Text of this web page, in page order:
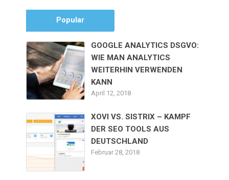
Popular
GOOGLE ANALYTICS DSGVO:
WIE MAN ANALYTICS
WEITERHIN VERWENDEN
KANN
April 12, 2018
XOVI VS. SISTRIX – KAMPF
DER SEO TOOLS AUS
DEUTSCHLAND
Februar 28, 2018